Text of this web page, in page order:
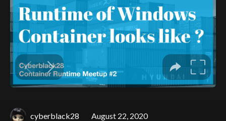
cyberblack28 August 22, 2020